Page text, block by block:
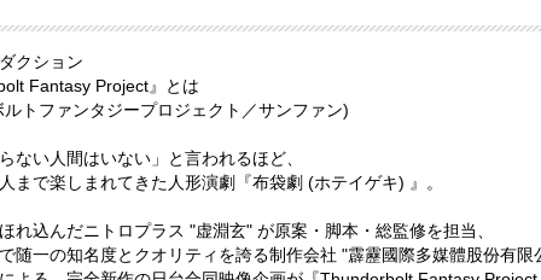
クション
Fantasy Project』とは
トファンタジープロジェクト／サンファン)
ない人間はいない」と言われるほど、
まで楽しまれてきた人形演劇『布袋劇 (ホテイゲキ) 』。
れ込んだニトロプラス "虚淵玄" が原案・脚本・総監修を担当、
随一の知名度とクオリティを誇る制作会社 "霹靂國際多媒體股份有